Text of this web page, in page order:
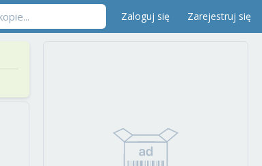
Zaloguj się Zarejestruj się